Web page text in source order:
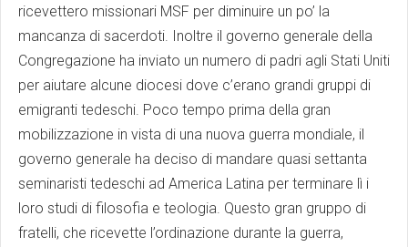
ricevettero missionari MSF per diminuire un po’ la
mancanza di sacerdoti. Inoltre il governo generale della
Congregazione ha inviato un numero di padri agli Stati Uniti
per aiutare alcune diocesi dove c’erano grandi gruppi di
emigranti tedeschi. Poco tempo prima della gran
mobilizzazione in vista di una nuova guerra mondiale, il
governo generale ha deciso di mandare quasi settanta
seminaristi tedeschi ad America Latina per terminare lì i
loro studi di filosofia e teologia. Questo gran gruppo di
fratelli, che ricevette l’ordinazione durante la guerra,